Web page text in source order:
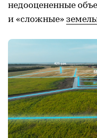
недооцененные
и «сложные»